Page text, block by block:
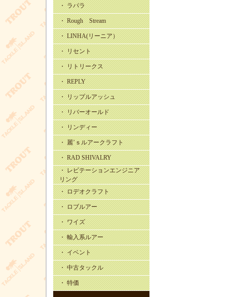
・ ラパラ
・ Rough Stream
・ LINHA(リーニア）
・ リセント
・ リトリークス
・ REPLY
・ リップルアッシュ
・ リバーオールド
・ リンディー
・ 麗’ｓルアークラフト
・ RAD SHIVALRY
・ レビテーションエンジニア
リング
・ ロデオクラフト
・ ロブルアー
・ ワイズ
・ 輸入系ルアー
・ イベント
・ 中古タックル
・ 特価